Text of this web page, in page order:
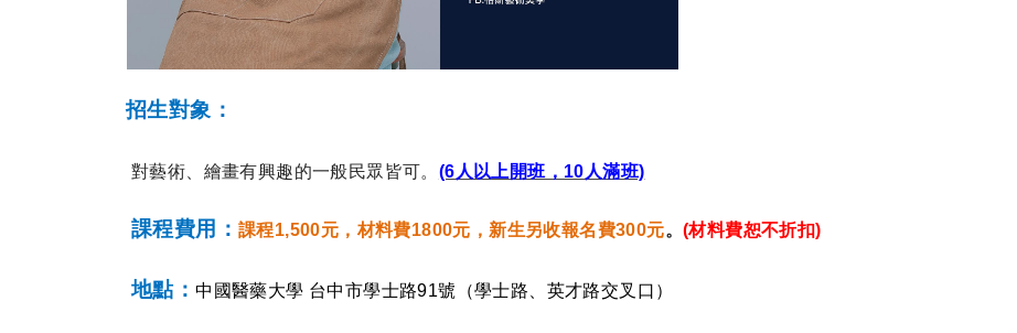
招生對象：
對藝術、繪畫有興趣的一般民眾皆可。 (6人以上開班，10人滿班)
課程費用： 課程1,500元，材料費1800元，新生另收報名費300元。(材料費恕不折扣)
地點：中國醫藥大學 台中市學士路91號（學士路、英才路交叉口）